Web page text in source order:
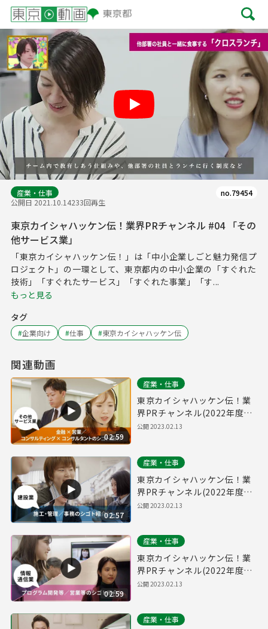
Play
産業・仕事
公開日 2021.10.14233回再生
no.79454
東京カイシャハッケン伝！業界PRチャンネル #04 「その
他サービス業」
「東京カイシャハッケン伝！」は「中小企業しごと魅力発信プ
ロジェクト」の一環として、東京都内の中小企業の「すぐれた
技術」「すぐれたサービス」「すぐれた事業」「す...
もっと見る
タグ
#企業向け #仕事 #東京カイシャハッケン伝
関連動画
02:59
産業・仕事
東京カイシャハッケン伝！業
界PRチャンネル(2022年度
Vol.2) #04 「その他サービス
公開2023.02.13
02:57
産業・仕事
東京カイシャハッケン伝！業
界PRチャンネル(2022年度
Vol.2) #03 「建設業・不動産
公開2023.02.13
02:59
産業・仕事
東京カイシャハッケン伝！業
界PRチャンネル(2022年度
Vol.2) #02 「情報通信業」
公開2023.02.13
産業・仕事